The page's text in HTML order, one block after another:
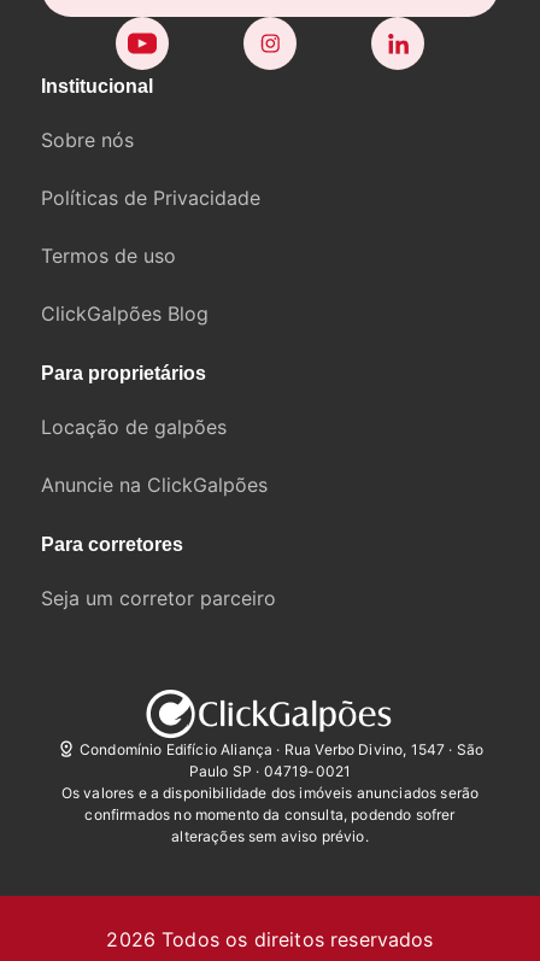
Institucional
Sobre nós
Políticas de Privacidade
Termos de uso
ClickGalpões Blog
Para proprietários
Locação de galpões
Anuncie na ClickGalpões
Para corretores
Seja um corretor parceiro
Condomínio Edifício Aliança · Rua Verbo Divino, 1547 · São
Paulo SP · 04719-0021
Os valores e a disponibilidade dos imóveis anunciados serão
confirmados no momento da consulta, podendo sofrer
alterações sem aviso prévio.
2026 Todos os direitos reservados